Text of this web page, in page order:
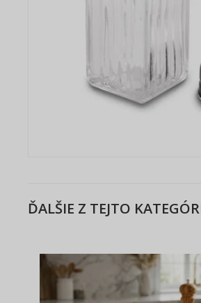
ĎALŠIE Z TEJTO